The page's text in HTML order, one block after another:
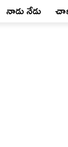
నాడు నేడు